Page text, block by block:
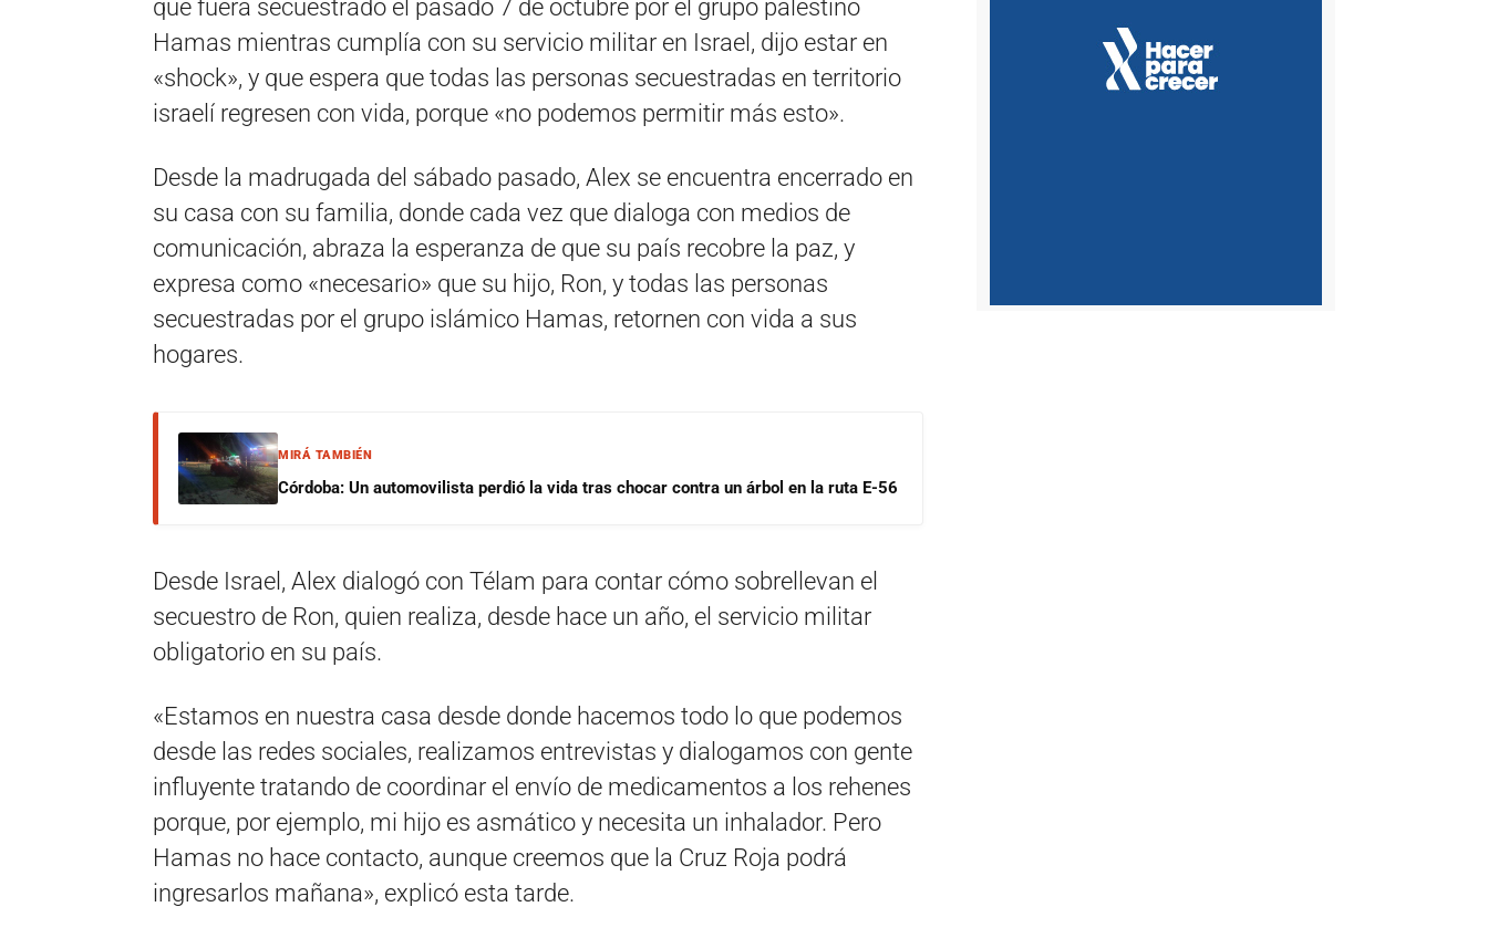
que fuera secuestrado el pasado 7 de octubre por el grupo palestino
Hamas mientras cumplía con su servicio militar en Israel, dijo estar en
«shock», y que espera que todas las personas secuestradas en territorio
israelí regresen con vida, porque «no podemos permitir más esto».
Desde la madrugada del sábado pasado, Alex se encuentra encerrado en
su casa con su familia, donde cada vez que dialoga con medios de
comunicación, abraza la esperanza de que su país recobre la paz, y
expresa como «necesario» que su hijo, Ron, y todas las personas
secuestradas por el grupo islámico Hamas, retornen con vida a sus
hogares.
MIRÁ TAMBIÉN
Córdoba: Un automovilista perdió la vida tras chocar contra un árbol en la ruta E-56
Desde Israel, Alex dialogó con Télam para contar cómo sobrellevan el
secuestro de Ron, quien realiza, desde hace un año, el servicio militar
obligatorio en su país.
«Estamos en nuestra casa desde donde hacemos todo lo que podemos
desde las redes sociales, realizamos entrevistas y dialogamos con gente
influyente tratando de coordinar el envío de medicamentos a los rehenes
porque, por ejemplo, mi hijo es asmático y necesita un inhalador. Pero
Hamas no hace contacto, aunque creemos que la Cruz Roja podrá
ingresarlos mañana», explicó esta tarde.